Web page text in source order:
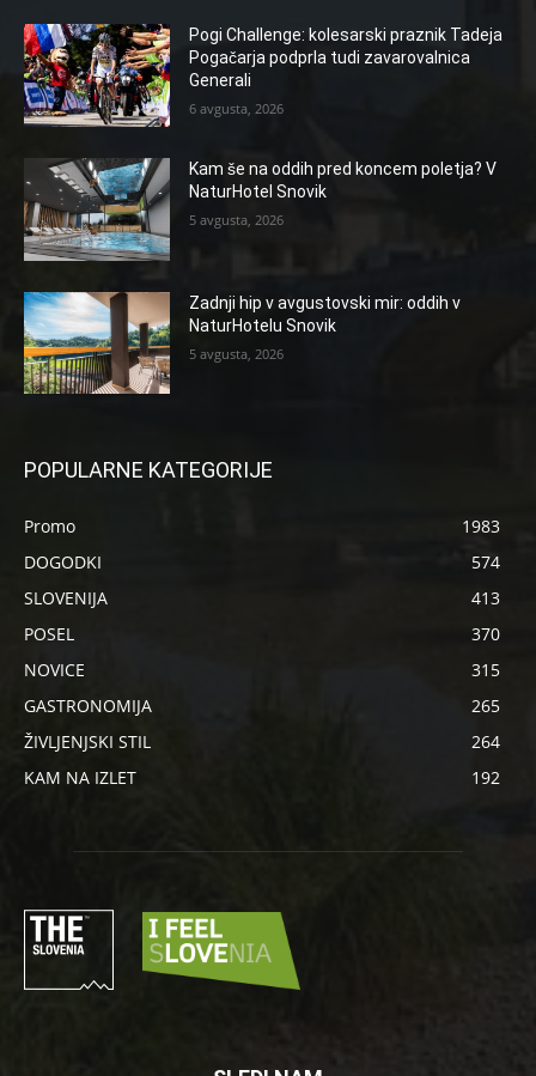
Pogi Challenge: kolesarski praznik Tadeja
Pogačarja podprla tudi zavarovalnica
Generali
6 avgusta, 2026
Kam še na oddih pred koncem poletja? V
NaturHotel Snovik
5 avgusta, 2026
Zadnji hip v avgustovski mir: oddih v
NaturHotelu Snovik
5 avgusta, 2026
POPULARNE KATEGORIJE
Promo
1983
DOGODKI
574
SLOVENIJA
413
POSEL
370
NOVICE
315
GASTRONOMIJA
265
ŽIVLJENJSKI STIL
264
KAM NA IZLET
192